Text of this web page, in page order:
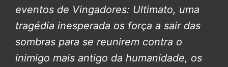
eventos de Vingadores: Ultimato, uma
tragédia inesperada os força a sair das
sombras para se reunirem contra o
inimigo mais antigo da humanidade, os